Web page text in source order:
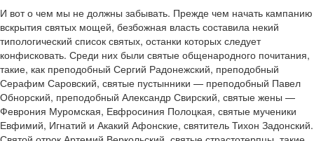
И вот о чем мы не должны забывать. Прежде чем начать кампанию
вскрытия святых мощей, безбожная власть составила некий
типологический список святых, останки которых следует
конфисковать. Среди них были святые общенародного почитания,
такие, как преподобный Сергий Радонежский, преподобный
Серафим Саровский, святые пустынники — преподобный Павел
Обнорский, преподобный Александр Свирский, святые жены —
Феврония Муромская, Евфросиния Полоцкая, святые мученики
Евфимий, Игнатий и Акакий Афонские, святитель Тихон Задонский.